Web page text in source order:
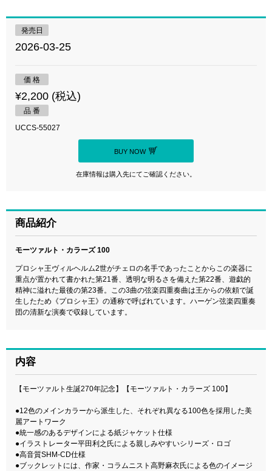
発売日
2026-03-25
価 格
¥2,200 (税込)
品 番
UCCS-55027
BUY NOW
在庫情報は購入先にてご確認ください。
商品紹介
モーツァルト・カラーズ 100
プロシャ王ヴィルヘルム2世がチェロの名手であったことからこの楽器に
重点が置かれて書かれた第21番、透明な明るさを備えた第22番、遊戯的
精神に溢れた最後の第23番。この3曲の弦楽四重奏曲は王からの依頼で誕
生したため《プロシャ王》の通称で呼ばれています。ハーゲン弦楽四重奏
団の清新な演奏で収録しています。
内容
【モーツァルト生誕270年記念】【モーツァルト・カラーズ 100】
●12色のメインカラーから派生した、それぞれ異なる100色を採用した美
麗アートワーク
●統一感のあるデザインによる紙ジャケット仕様
●イラストレーター平田利之氏による親しみやすいシリーズ・ロゴ
●高音質SHM-CD仕様
●ブックレットには、作家・コラムニスト高野麻衣氏による色のイメージ